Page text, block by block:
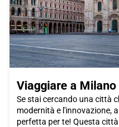
destinazione
Viaggiare a Milano
Se stai cercando una città
modernità e l'innovazione,
perfetta per te! Questa